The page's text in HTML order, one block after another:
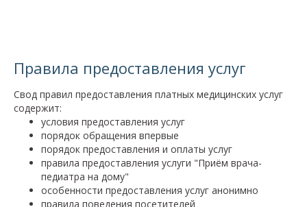
Правила предоставления услуг
Свод правил предоставления платных медицинских услуг
содержит:
условия предоставления услуг
порядок обращения впервые
порядок предоставления и оплаты услуг
правила предоставления услуги "Приём врача-
педиатра на дому"
особенности предоставления услуг анонимно
правила поведения посетителей